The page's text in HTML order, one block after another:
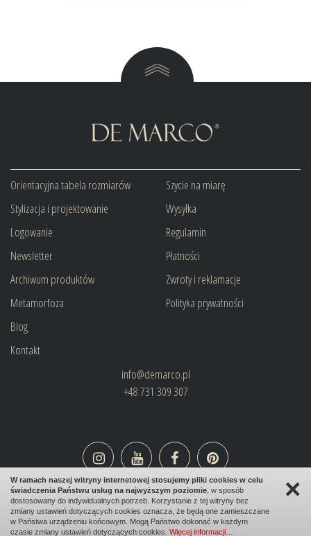
Orientacyjna tabela rozmiarów
Stylizacja i projektowanie
Logowanie
Newsletter
Archiwum produktów
Metamorfoza
Blog
Kontakt
Szycie na miarę
Wysyłka
Regulamin
Płatności
Zwroty i reklamacje
Polityka prywatności
info@demarco.pl
+48 731 309 307
design:bombadilo.pl|cms:kotonski.pl ×
W ramach naszej witryny internetowej stosujemy pliki cookies w celu
świadczenia Państwu usług na najwyższym poziomie , w sposób
dostosowany do indywidualnych potrzeb. Korzystanie z tej witryny bez
zmiany ustawień dotyczących cookies oznacza, że będą one zamieszczane
w Państwa urządzeniu końcowym. Mogą Państwo dokonać w każdym
czasie zmiany ustawień dotyczących cookies. Więcej informacji…